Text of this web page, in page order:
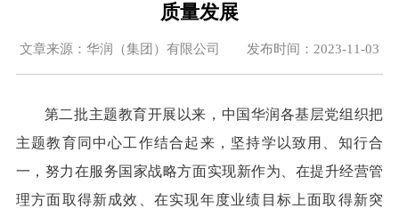
质量发展
文章来源：华润（集团）有限公司 发布时间：2023-11-03
第二批主题教育开展以来，中国华润各基层党组织把
主题教育同中心工作结合起来，坚持学以致用、知行合
一，努力在服务国家战略方面实现新作为、在提升经营管
理方面取得新成效、在实现年度业绩目标上面取得新突